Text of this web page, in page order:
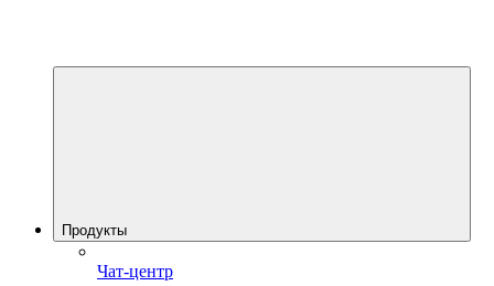
Продукты
Чат-центр